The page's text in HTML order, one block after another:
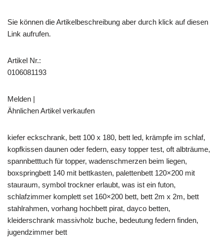
Sie können die Artikelbeschreibung aber durch klick auf diesen
Link aufrufen.
Artikel Nr.:
0106081193
Melden |
Ähnlichen Artikel verkaufen
kiefer eckschrank, bett 100 x 180, bett led, krämpfe im schlaf,
kopfkissen daunen oder federn, easy topper test, oft albträume,
spannbetttuch für topper, wadenschmerzen beim liegen,
boxspringbett 140 mit bettkasten, palettenbett 120×200 mit
stauraum, symbol trockner erlaubt, was ist ein futon,
schlafzimmer komplett set 160×200 bett, bett 2m x 2m, bett
stahlrahmen, vorhang hochbett pirat, dayco betten,
kleiderschrank massivholz buche, bedeutung federn finden,
jugendzimmer bett